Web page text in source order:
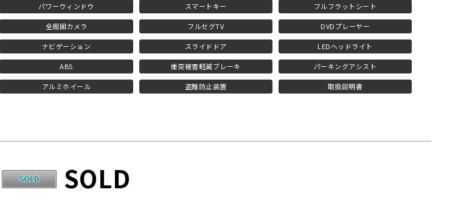
パワーウィンドウ スマートキー フルフラットシート
全周囲カメラ フルセグTV DVDプレーヤー
ナビゲーション スライドドア LEDヘッドライト
ABS 衝突被害軽減ブレーキ パーキングアシスト
アルミホイール 盗難防止装置 取扱説明書
SOLD